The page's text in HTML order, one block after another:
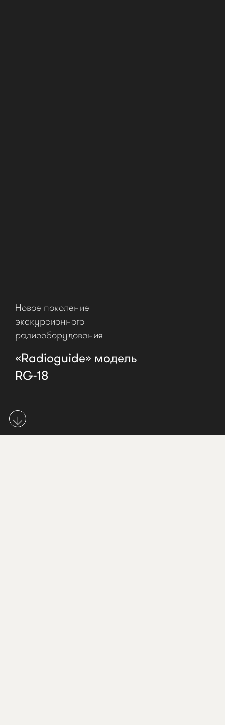
Новое поколение
экскурсионного
радиооборудования
«Radioguide» модель
RG-18